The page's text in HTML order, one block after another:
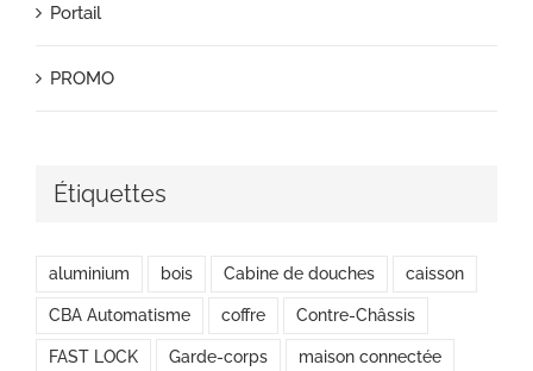
Portail
PROMO
Étiquettes
aluminium bois Cabine de douches caisson
CBA Automatisme coffre Contre-Châssis
FAST LOCK Garde-corps maison connectée